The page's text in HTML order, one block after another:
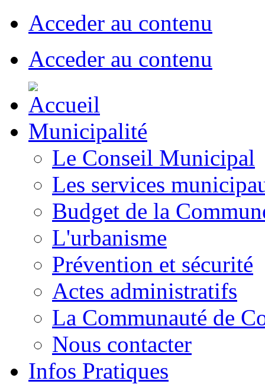
Acceder au contenu
Acceder au contenu
Municipalité
Le Conseil Municipal
Les services
Budget de la
L'urbanisme
Prévention et sécurité
Actes administratifs
La Communauté de
Nous contacter
Infos Pratiques